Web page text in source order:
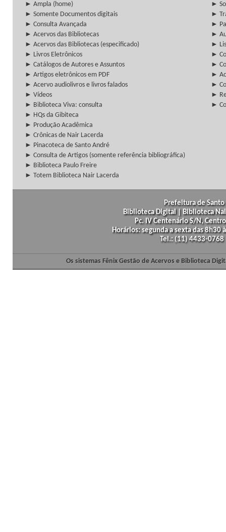
► Ampla (home)
►
► Somente Documentos digitais
►
► Consulta Avançada
►
► Acervos das Bibliotecas
►
► Acervos das Bibliotecas (especificado)
►
► Livros Eletrônicos
►
► Catálogos de Autores e Assuntos
►
► Artigos eletrônicos em PDF
►
► Acervo audiolivros e livros falados
►
► Vídeos
►
► Biblioteca Viva: consulta
►
► HQs da Gibiteca
► Produção Acadêmica
► Crônicas de Nair Lacerda
► Pinacoteca de Santo André
► Consulta de Artigos (somente referência bibliográfica)
► Biblioteca Paulo Freire
► Totem Biblioteca Nair Lacerda
Prefeitura de
Biblioteca Digital | Biblioteca
Pc. IV Centenário S/N,
Horários: segunda a sexta das
Tel.: (11) 4433-
Os sistemas Fênix Gestão de Acervos e Biblioteca